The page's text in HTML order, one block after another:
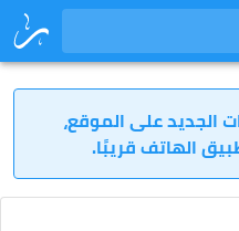
الجديد على الموقع،
الهاتف قريبًا.